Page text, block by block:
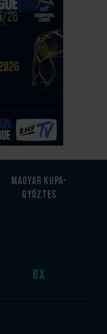
Magyar kupa-
győztes
8x